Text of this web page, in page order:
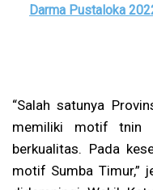
Darma Pustaloka
“Salah satunya
memiliki motif tnin
berkualitas. Pada
motif Sumba Timur,”